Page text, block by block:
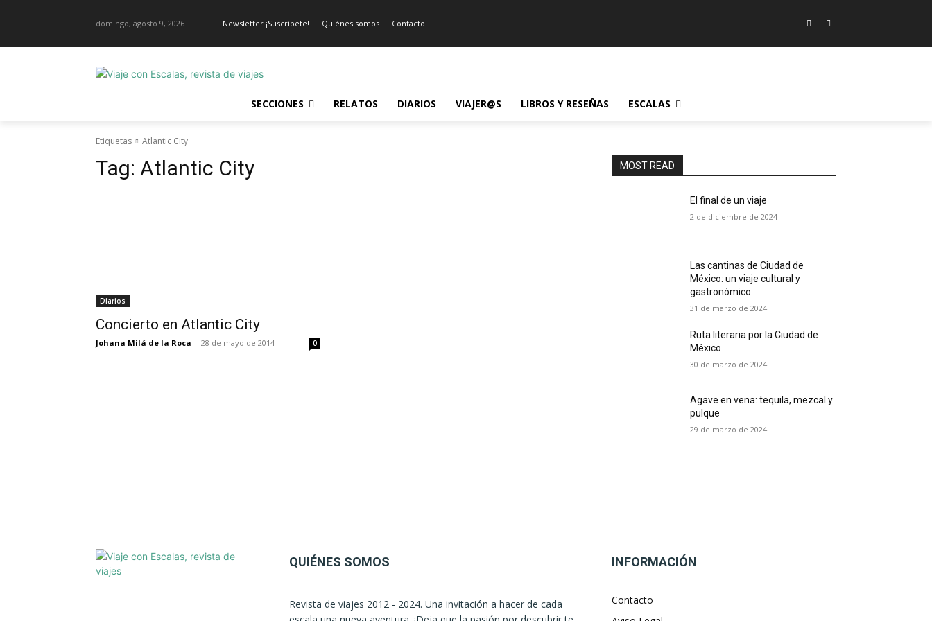
domingo, agosto 9, 2026 Newsletter ¡Suscríbete! Quiénes somos Contacto
SECCIONES RELATOS DIARIOS VIAJER@S LIBROS Y RESEÑAS ESCALAS
Etiquetas Atlantic City
Tag: Atlantic City
Diarios
Concierto en Atlantic City
Johana Milá de la Roca - 28 de mayo de 2014 0
MOST READ
El final de un viaje
2 de diciembre de 2024
Las cantinas de Ciudad de
México: un viaje cultural y
gastronómico
31 de marzo de 2024
Ruta literaria por la Ciudad de
México
30 de marzo de 2024
Agave en vena: tequila, mezcal y
pulque
29 de marzo de 2024
QUIÉNES SOMOS
Revista de viajes 2012 - 2024. Una invitación a hacer de cada
INFORMACIÓN
Contacto